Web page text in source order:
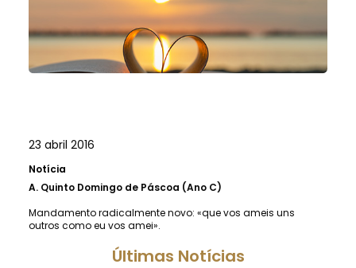
23 abril 2016
Notícia
A. Quinto Domingo de Páscoa (Ano C)
Mandamento radicalmente novo: «que vos ameis uns
outros como eu vos amei».
Últimas Notícias